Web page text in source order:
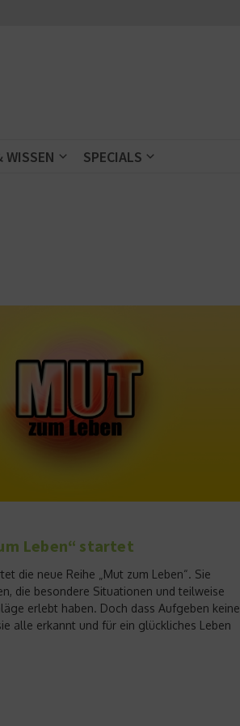
WISSEN SPECIALS
Leben“ startet
die neue Reihe „Mut zum Leben“. Sie
die besondere Situationen und teilweise
erlebt haben. Doch dass Aufgeben keine
alle erkannt und für ein glückliches Leben